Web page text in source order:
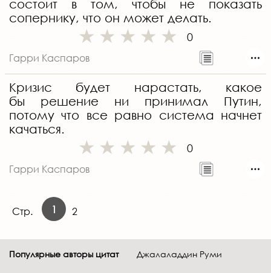
состоит в том, чтобы не показать
сопернику, что он может делать.
0
Гарри Каспаров
Кризис будет нарастать, какое
бы решение ни принимал Путин,
потому что все равно система начнет
качаться.
0
Гарри Каспаров
Стр. 1 2
Популярные авторы цитат Джалаладдин Руми